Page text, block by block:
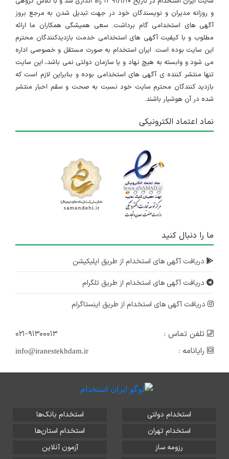
و روزانه مدیران و نویسندگان خود در جهت تبدیل شدن به مرجع بروز
آگهی های استخدامی گام برداشت. سعی همیشگی همکاران ما ارائه
مطلوب و با کیفیت آگهی های استخدامی خدمت بازدیدکنندگان محترم
این سایت بوده است. ایران استخدام به صورت مستقل و خصوصی اداره
می شود و وابسته به هیچ نهاد و یا سازمان دولتی نمی باشد، این سایت
تنها منتشر کننده ی آگهی های استخدامی بوده و بنابراین لازم است که
بازدید کنندگان محترم سایت خود نسبت به صحت و سقم اخبار منتشر
شده در آن هوشیار باشند.
نماد اعتماد الکترونیکی
ما را دنبال کنید
دریافت آگهی های استخدام از طریق اپلیکیشن
دریافت آگهی های استخدام از طریق تلگرام
دریافت آگهی های استخدام از طریق اینستاگرام
تلفن تماس :
۰۲۱-۹۱۳۰۰۰۱۳
رایانامه :
info@iranestekhdam.ir
استخدام دولتی
استخدام بانک‌ها
استخدام تهران
استخدام استان‌ها
رزومه ساز
آزمون آنلاین